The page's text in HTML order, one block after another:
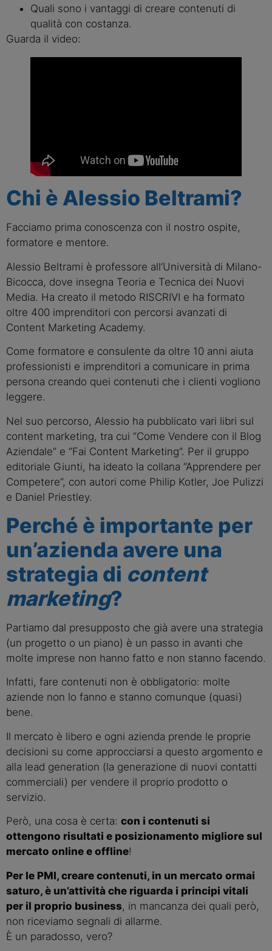
Quali sono i vantaggi di creare contenuti di
qualità con costanza.
Guarda il video:
Chi è Alessio Beltrami?
Facciamo prima conoscenza con il nostro ospite,
formatore e mentore.
Alessio Beltrami è professore all’Università di Milano-
Bicocca, dove insegna Teoria e Tecnica dei Nuovi
Media. Ha creato il metodo RISCRIVI e ha formato
oltre 400 imprenditori con percorsi avanzati di
Content Marketing Academy.
Come formatore e consulente da oltre 10 anni aiuta
professionisti e imprenditori a comunicare in prima
persona creando quei contenuti che i clienti vogliono
leggere.
Nel suo percorso, Alessio ha pubblicato vari libri sul
content marketing, tra cui “Come Vendere con il Blog
Aziendale” e “Fai Content Marketing”. Per il gruppo
editoriale Giunti, ha ideato la collana “Apprendere per
Competere”, con autori come Philip Kotler, Joe Pulizzi
e Daniel Priestley.
Perché è importante per
un’azienda avere una
strategia di content
marketing?
Partiamo dal presupposto che già avere una strategia
(un progetto o un piano) è un passo in avanti che
molte imprese non hanno fatto e non stanno facendo.
Infatti, fare contenuti non è obbligatorio: molte
aziende non lo fanno e stanno comunque (quasi)
bene.
Il mercato è libero e ogni azienda prende le proprie
decisioni su come approcciarsi a questo argomento e
alla lead generation (la generazione di nuovi contatti
commerciali) per vendere il proprio prodotto o
servizio.
Però, una cosa è certa: con i contenuti si
ottengono risultati e posizionamento migliore sul
mercato online e offline!
Per le PMI, creare contenuti, in un mercato ormai
saturo, è un’attività che riguarda i principi vitali
per il proprio business, in mancanza dei quali però,
non riceviamo segnali di allarme.
È un paradosso, vero?